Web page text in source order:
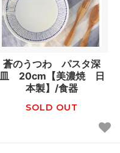
蒼のうつわ パスタ深
皿 20cm【美濃焼 日
本製】/食器
SOLD OUT